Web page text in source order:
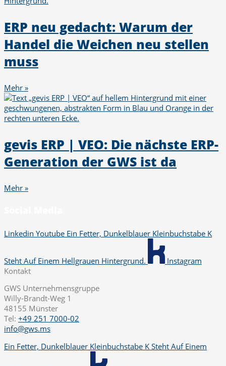
ERP neu gedacht: Warum der
Handel die Weichen neu stellen
muss
Mehr »
gevis ERP | VEO: Die nächste ERP-
Generation der GWS ist da
Mehr »
Linkedin Youtube Ein Fetter, Dunkelblauer Kleinbuchstabe K
Steht Auf Einem Hellgrauen Hintergrund.
Instagram
Kontakt
GWS Unternehmensgruppe
Willy-Brandt-Weg 1
48155 Münster
Tel: +49 251 7000-02
info@gws.ms
Ein Fetter, Dunkelblauer Kleinbuchstabe K Steht Auf Einem